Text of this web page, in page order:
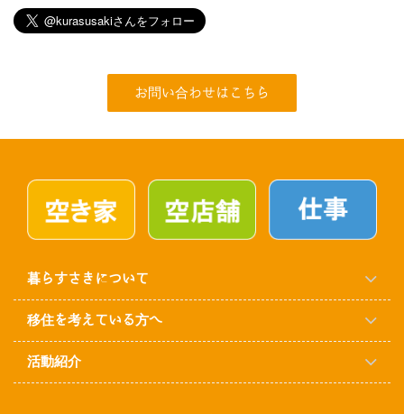
お問い合わせはこちら
暮らすさきについて
移住を考えている方へ
活動紹介